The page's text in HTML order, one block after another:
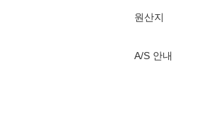
원산지
A/S 안내